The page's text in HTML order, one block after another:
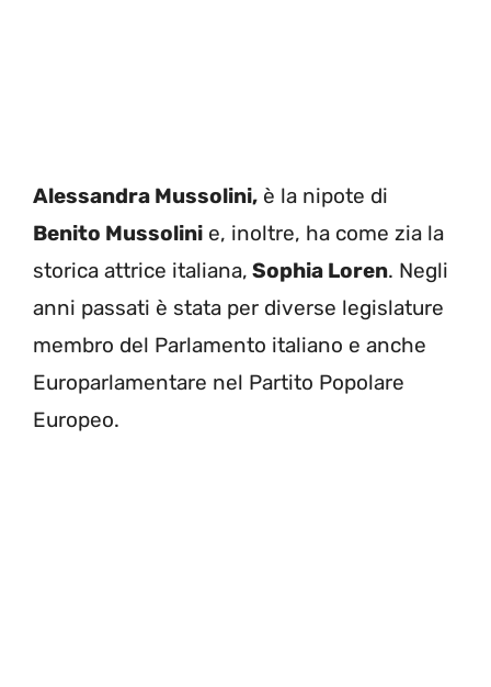
Alessandra Mussolini, è la nipote di
Benito Mussolini e, inoltre, ha come zia la
storica attrice italiana, Sophia Loren. Negli
anni passati è stata per diverse legislature
membro del Parlamento italiano e anche
Europarlamentare nel Partito Popolare
Europeo.